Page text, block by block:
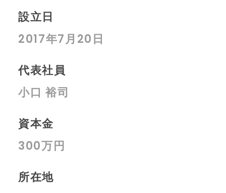
設立日
2017年7月20日
代表社員
小口 裕司
資本金
300万円
所在地